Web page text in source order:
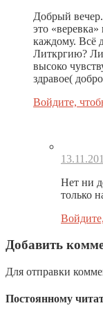
Добрый вечер.
это
каждому. Всё
Литкргию?
высоко
здравое(
Войдите,
Нет ни
только
Добавить
Для отправки
Постоянному